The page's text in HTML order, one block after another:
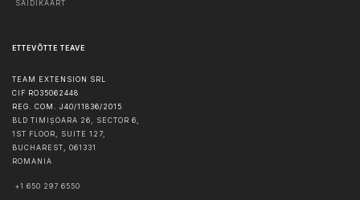
SAIDIKAART
ETTEVÕTTE TEAVE
TEAM EXTENSION SRL
CIF RO35062448
REG. COM. J40/11836/2015
BLD TIMIȘOARA 26, SECTOR 6,
1ST FLOOR, SUITE 127,
BUCHAREST, 061331
ROMANIA
+1 650 297 6550